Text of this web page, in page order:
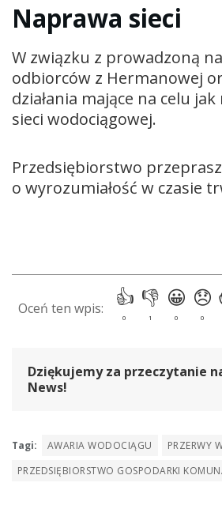
Naprawa sieci
W związku z prowadzoną
odbiorców z Hermanowej
działania mające na celu
sieci wodociągowej.
Przedsiębiorstwo
o wyrozumiałość w czasie
Dziękujemy za przeczytanie
News!
Tagi: AWARIA WODOCIĄGU PRZERWY
PRZEDSIĘBIORSTWO GOSPODARKI